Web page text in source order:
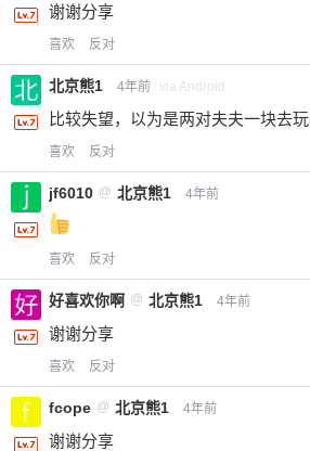
谢谢分享
喜欢 反对
北京熊1 4年前 via Android
比较失望，以为是两对夫夫一块去玩
喜欢 反对
jf6010 @ 北京熊1 4年前
喜欢 反对
好喜欢你啊 @ 北京熊1 4年前
谢谢分享
喜欢 反对
fcope @ 北京熊1 4年前
谢谢分享